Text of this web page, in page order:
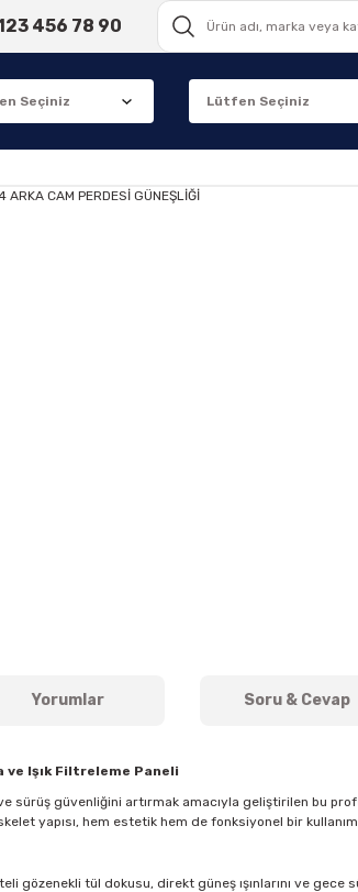
456 78 90
Yorumlar Soru & Cevap
ve Işık Filtreleme Paneli
sürüş güvenliğini artırmak amacıyla geliştirilen bu
yapısı, hem estetik hem de fonksiyonel bir
gözenekli tül dokusu, direkt güneş ışınlarını ve